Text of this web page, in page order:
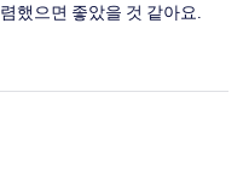
했으면 좋았을 것 같아요.